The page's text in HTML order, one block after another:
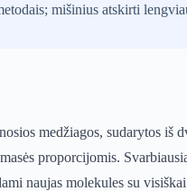
mišinius atskirti
medžiagos, sudarytos iš
proporcijomis.
naujas molekules su